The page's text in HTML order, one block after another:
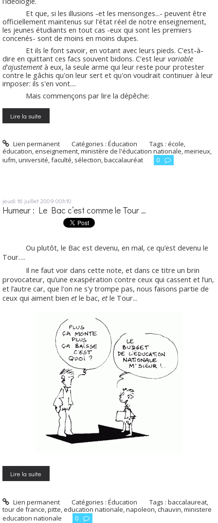
Et que, si les illusions -et les mensonges...- peuvent être
officiellement maintenus sur l'état réel de notre enseignement,
les jeunes étudiants en tout cas -eux qui sont les premiers
concenés- sont de moins en moins dupes.
Et ils le font savoir, en votant avec leurs pieds. C'est-à-
dire en quittant ces facs souvent bidons. C'est leur variable
d'ajustementà eux, la seule arme qui leur reste pour protester
contre le gâchis qu'on leur sert et qu'on voudrait continuer à leur
imposer: ils s'en vont....
Mais commençons par lire la dépêche:
Lire la suite
Lien permanent Catégories :Éducation Tags :école,
éducation,enseignement,ministère de l'éducation nationale,meirieux,
iufm,université,faculté, sélection,baccalauréat 0
jeudi 16 juillet 2009 00h10
Humeur : Le Bac c’est comme le Tour …
Ou plutôt, le Bac est devenu, en mal, ce qu’est devenu le
Tour….
Il ne faut voir dans cette note, et dans ce titre un brin
provocateur, qu’une exaspération contre ceux qui cassent et l’un,
et l’autre car, que l'on ne s'y trompe pas, nous faisons partie de
ceux qui aiment bien etle bac, etle Tour...
Lire la suite
Lien permanent Catégories :Éducation Tags :baccalaureat,
tour de france,pitte,education nationale,napoleon,chauvin,ministere
education nationale
0